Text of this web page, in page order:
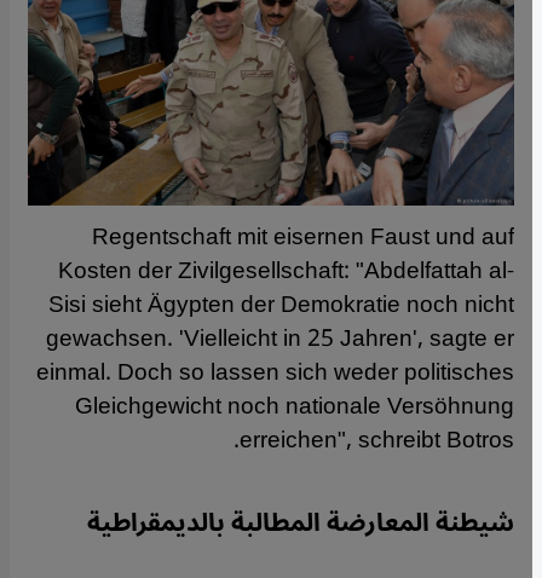
Regentschaft mit eisernen Faust und auf
Kosten der Zivilgesellschaft: "Abdelfattah al-
Sisi sieht Ägypten der Demokratie noch nicht
gewachsen. 'Vielleicht in 25 Jahren', sagte er
einmal. Doch so lassen sich weder politisches
Gleichgewicht noch nationale Versöhnung
erreichen", schreibt Botros.
شيطنة المعارضة المطالبة بالديمقراطية